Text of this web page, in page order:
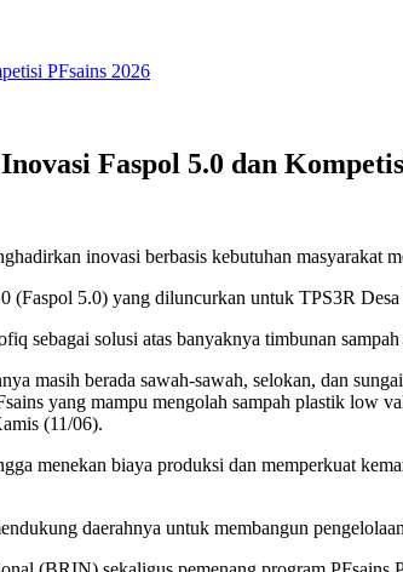
PFsains 2026
Faspol 5.0 dan
inovasi berbasis kebutuhan masyarakat
(Faspol 5.0) yang diluncurkan untuk TPS3R
solusi atas banyaknya timbunan
masih berada sawah-sawah, selokan, dan
yang mampu mengolah sampah plastik low
(11/06).
menekan biaya produksi dan memperkuat
daerahnya untuk membangun